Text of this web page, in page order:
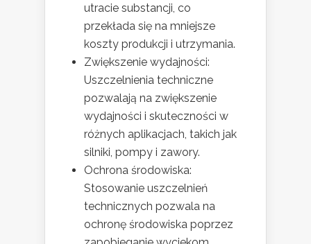
utracie substancji, co
przekłada się na mniejsze
koszty produkcji i utrzymania.
Zwiększenie wydajności:
Uszczelnienia techniczne
pozwalają na zwiększenie
wydajności i skuteczności w
różnych aplikacjach, takich jak
silniki, pompy i zawory.
Ochrona środowiska:
Stosowanie uszczelnień
technicznych pozwala na
ochronę środowiska poprzez